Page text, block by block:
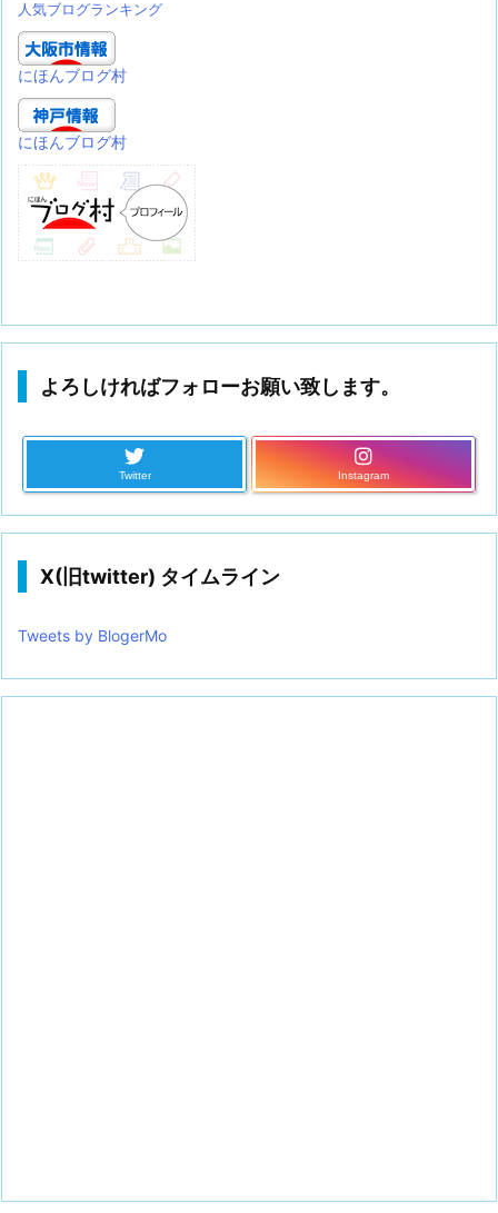
人気ブログランキング
にほんブログ村
にほんブログ村
よろしければフォローお願い致します。
Twitter Instagram
X(旧twitter) タイムライン
Tweets by BlogerMo